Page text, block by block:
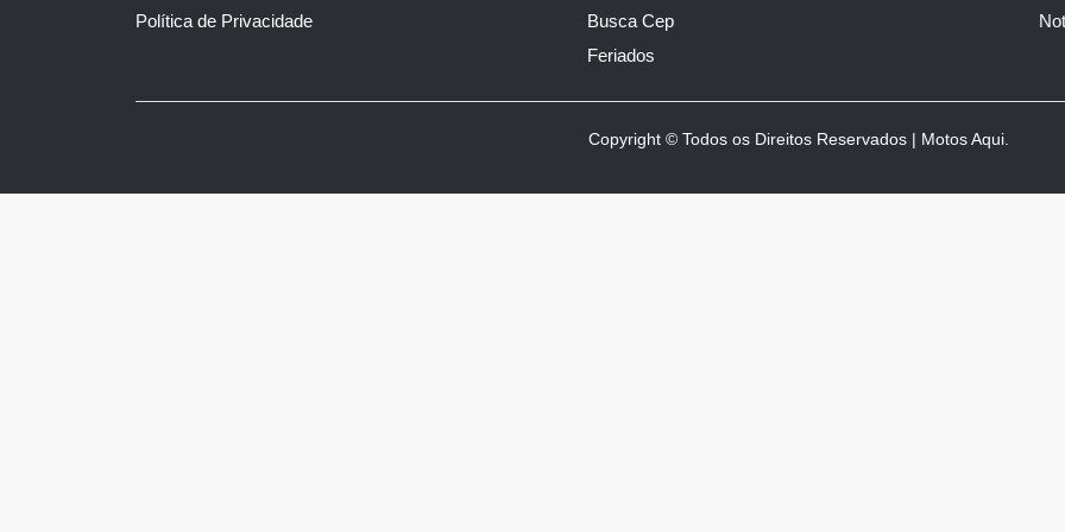
Política de Privacidade
Busca Cep
Feriados
Copyright © Todos os Direitos Reservados | Motos Aqui.